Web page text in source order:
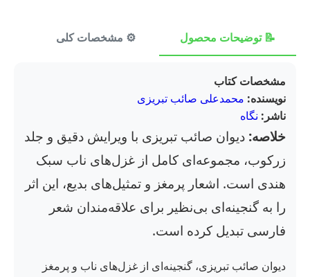
📝 توضیحات محصول ⚙️ مشخصات کلی
مشخصات کتاب
نویسنده: محمدعلی صائب تبریزی
ناشر: نگاه
خلاصه: دیوان صائب تبریزی با ویرایش دقیق و جلد
زرکوب، مجموعه‌ای کامل از غزل‌های ناب سبک
هندی است. اشعار پرمغز و تمثیل‌های بدیع، این اثر
را به گنجینه‌ای بی‌نظیر برای علاقه‌مندان شعر
فارسی تبدیل کرده است.
دیوان صائب تبریزی، گنجینه‌ای از غزل‌های ناب و پرمغز